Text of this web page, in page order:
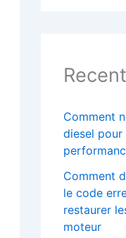
Comment
diesel pour
Comment
le code
restaurer
moteur